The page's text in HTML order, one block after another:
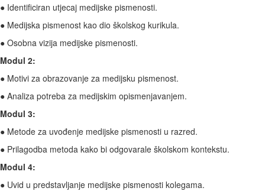
● Identificiran utjecaj medijske pismenosti.
● Medijska pismenost kao dio školskog kurikula.
● Osobna vizija medijske pismenosti.
Modul 2:
● Motivi za obrazovanje za medijsku pismenost.
● Analiza potreba za medijskim opismenjavanjem.
Modul 3:
● Metode za uvođenje medijske pismenosti u razred.
● Prilagodba metoda kako bi odgovarale školskom kontekstu.
Modul 4:
● Uvid u predstavljanje medijske pismenosti kolegama.